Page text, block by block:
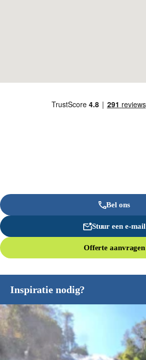
Bel ons
Stuur een e-mail
Offerte aanvragen
Inspiratie nodig?